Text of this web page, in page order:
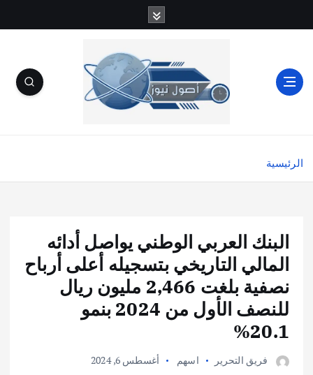
ل
الرئيسية
البنك العربي الوطني يواصل أدائه
المالي التاريخي بتسجيله أعلى أرباح
نصفية بلغت 2,466 مليون ريال
للنصف الأول من 2024 بنمو
20.1%
فريق التحرير اسهم أغسطس 6, 2024